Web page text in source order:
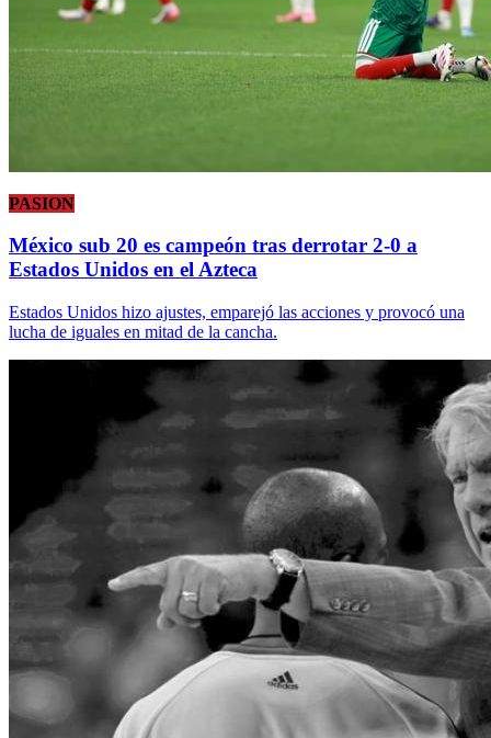
PASION
México sub 20 es campeón tras derrotar 2-0 a
Estados Unidos en el Azteca
Estados Unidos hizo ajustes, emparejó las acciones y provocó una
lucha de iguales en mitad de la cancha.